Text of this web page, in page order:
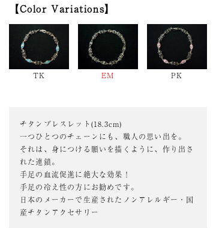
Color Variations
TK EM PK
チタンブレスレット(18.3cm)
一つひとつのチェーンにも、職人の思い出を。
それは、身につける願いを描くように、作り出さ
れた連鎖。
手足の血流促進に絶大な効果！
手足の冷え性の方にお勧めです。
日本のメーカーで生産されたノンアレルギー・国
産チタンアクセサリー